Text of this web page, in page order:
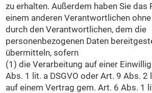
zu erhalten. Außerdem haben Sie das
einem anderen Verantwortlichen
durch den Verantwortlichen, dem die
personenbezogenen Daten
übermitteln, sofern
(1) die Verarbeitung auf einer
Abs. 1 lit. a DSGVO oder Art. 9 Abs. 2
auf einem Vertrag gem. Art. 6 Abs. 1